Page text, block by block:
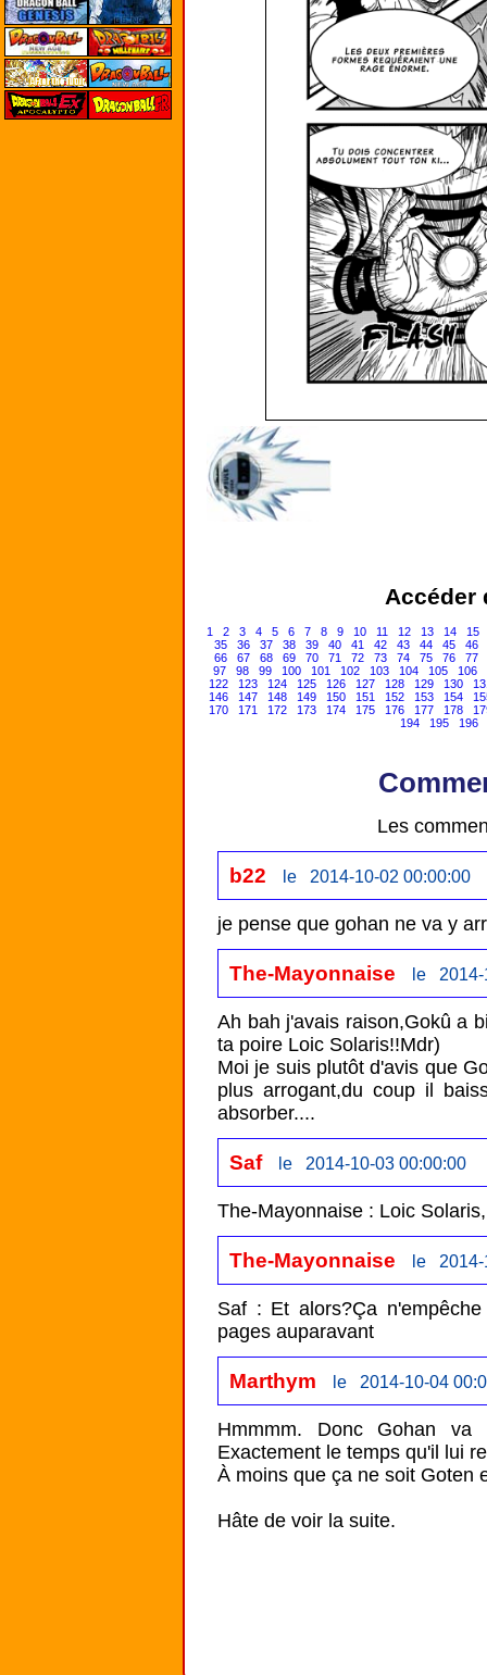
Accéder
1 2 3 4 5 6 7 8 9 10 11 12 13 14
15
35
36 37 38 39 40 41 42 43 44 45
46
66
67 68 69 70 71 72 73 74 75 76
77
97
98 99 100 101 102 103 104 105
106
122
123 124 125 126 127 128 129 130
146
147 148 149 150 151 152 153 154
170
171 172 173 174 175 176 177 178
194
195 196
Les
b22 le 2014-10-02 00:00:00
je pense que gohan ne va y
The-Mayonnaise le 2014-
Ah bah j'avais raison,Gokû a
ta poire Loic Solaris!!Mdr)
Moi je suis plutôt d'avis que
plus arrogant,du coup il
absorber....
Saf le 2014-10-03 00:00:00
The-Mayonnaise : Loic
The-Mayonnaise le 2014-
Saf : Et alors?Ça
pages auparavant
Marthym le 2014-10-04
Hmmmm. Donc Gohan
Exactement le temps qu'il lui
À moins que ça ne soit Goten
Hâte de voir la suite.